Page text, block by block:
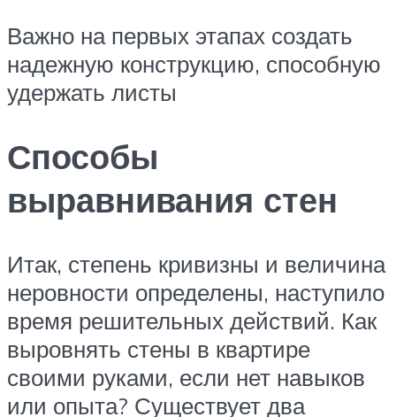
Важно на первых этапах создать
надежную конструкцию, способную
удержать листы
Способы
выравнивания стен
Итак, степень кривизны и величина
неровности определены, наступило
время решительных действий. Как
выровнять стены в квартире
своими руками, если нет навыков
или опыта? Существует два